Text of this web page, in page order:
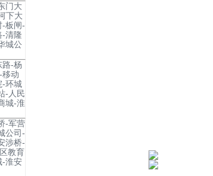
门大
下大
-板闸-
-清隆
城公
路-杨
移动
-环城
-人民
城-淮
-军营
公司-
涉桥-
教育
-淮安